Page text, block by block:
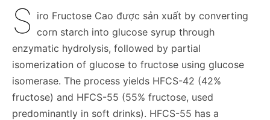
S iro Fructose Cao được sản xuất by converting
corn starch into glucose syrup through
enzymatic hydrolysis, followed by partial
isomerization of glucose to fructose using glucose
isomerase. The process yields HFCS-42 (42%
fructose) and HFCS-55 (55% fructose, used
predominantly in soft drinks). HFCS-55 has a